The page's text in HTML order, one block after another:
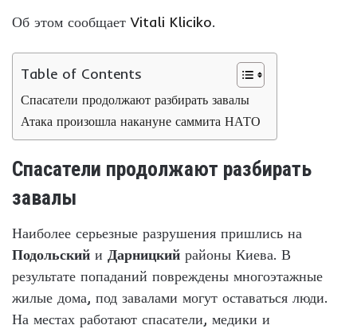
Об этом сообщаетVitali Kliciko.
Table of Contents
Спасатели продолжают разбирать завалы
Атака произошла накануне саммита НАТО
Спасатели продолжают разбирать
завалы
Наиболее серьезные разрушения пришлись на
Подольский и Дарницкий районы Киева. В
результате попаданий повреждены многоэтажные
жилые дома, под завалами могут оставаться люди.
На местах работают спасатели, медики и